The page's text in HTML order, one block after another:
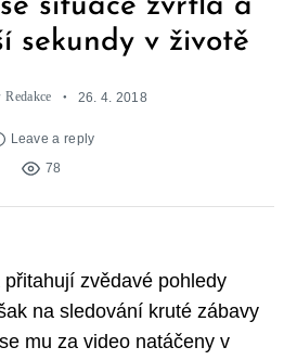
situace zvrtla a
sekundy v životě
Redakce 26. 4. 2018
Leave a reply
78
zvědavé pohledy
na sledování kruté zábavy
mu za video natáčeny v